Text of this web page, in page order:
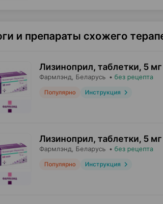
и препараты схожего
Лизиноприл, таблетки, 5 мг
Фармлэнд , Беларусь • без рецепта
Популярно Инструкция
Лизиноприл, таблетки, 5 мг
Фармлэнд , Беларусь • без рецепта
Популярно Инструкция